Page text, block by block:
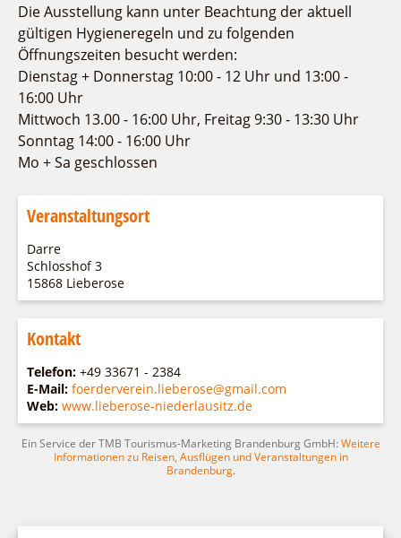
Einkaufen
Gruppen
Fremdenverkehrsvereine
Ludwig Leichhardt
Kahnfahrten
Fahrgastschiff
Campingplatz Jessern
Wirtschaftsförderung
Regionalentwicklung
SPOT
Bürgerbus
Naturwelt Lieberoser Heide
Q-Gemeinde Schwielochsee
Mein Brandenburg – Infostelen
Unternehmensbetreuung
ILB
Service
Über uns
Team
Aktuelles
Warenkorb
Die Ausstellung kann unter Beachtung der aktuell
gültigen Hygieneregeln und zu folgenden
Öffnungszeiten besucht werden:
Dienstag + Donnerstag 10:00 - 12 Uhr und 13:00 -
16:00 Uhr
Mittwoch 13.00 - 16:00 Uhr, Freitag 9:30 - 13:30 Uhr
Sonntag 14:00 - 16:00 Uhr
Mo + Sa geschlossen
Veranstaltungsort
Darre
Schlosshof 3
15868 Lieberose
Kontakt
Telefon: +49 33671 - 2384
E-Mail: foerderverein.lieberose@gmail.com
Web: www.lieberose-niederlausitz.de
Ein Service der TMB Tourismus-Marketing Brandenburg GmbH:Weitere
Informationen zu Reisen, Ausflügen und Veranstaltungen in
Brandenburg.